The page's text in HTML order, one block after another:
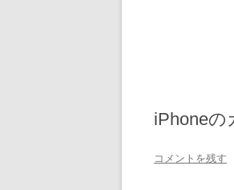
iPhoneの
コメントを残す